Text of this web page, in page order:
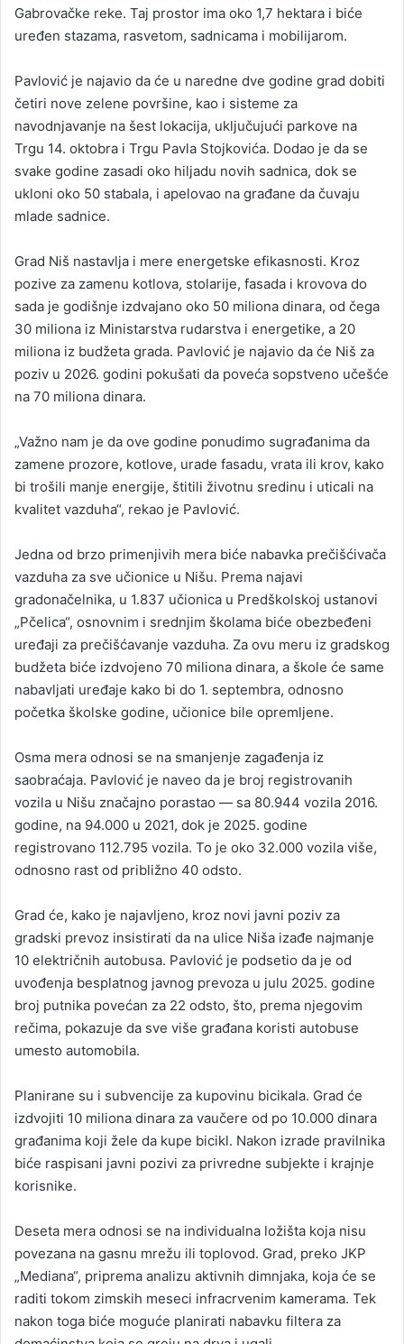
Gabrovačke reke. Taj prostor ima oko 1,7 hektara i biće
uređen stazama, rasvetom, sadnicama i mobilijarom.
Pavlović je najavio da će u naredne dve godine grad dobiti
četiri nove zelene površine, kao i sisteme za
navodnjavanje na šest lokacija, uključujući parkove na
Trgu 14. oktobra i Trgu Pavla Stojkovića. Dodao je da se
svake godine zasadi oko hiljadu novih sadnica, dok se
ukloni oko 50 stabala, i apelovao na građane da čuvaju
mlade sadnice.
Grad Niš nastavlja i mere energetske efikasnosti. Kroz
pozive za zamenu kotlova, stolarije, fasada i krovova do
sada je godišnje izdvajano oko 50 miliona dinara, od čega
30 miliona iz Ministarstva rudarstva i energetike, a 20
miliona iz budžeta grada. Pavlović je najavio da će Niš za
poziv u 2026. godini pokušati da poveća sopstveno učešće
na 70 miliona dinara.
„Važno nam je da ove godine ponudimo sugrađanima da
zamene prozore, kotlove, urade fasadu, vrata ili krov, kako
bi trošili manje energije, štitili životnu sredinu i uticali na
kvalitet vazduha“, rekao je Pavlović.
Jedna od brzo primenjivih mera biće nabavka prečišćivača
vazduha za sve učionice u Nišu. Prema najavi
gradonačelnika, u 1.837 učionica u Predškolskoj ustanovi
„Pčelica“, osnovnim i srednjim školama biće obezbeđeni
uređaji za prečišćavanje vazduha. Za ovu meru iz gradskog
budžeta biće izdvojeno 70 miliona dinara, a škole će same
nabavljati uređaje kako bi do 1. septembra, odnosno
početka školske godine, učionice bile opremljene.
Osma mera odnosi se na smanjenje zagađenja iz
saobraćaja. Pavlović je naveo da je broj registrovanih
vozila u Nišu značajno porastao — sa 80.944 vozila 2016.
godine, na 94.000 u 2021, dok je 2025. godine
registrovano 112.795 vozila. To je oko 32.000 vozila više,
odnosno rast od približno 40 odsto.
Grad će, kako je najavljeno, kroz novi javni poziv za
gradski prevoz insistirati da na ulice Niša izađe najmanje
10 električnih autobusa. Pavlović je podsetio da je od
uvođenja besplatnog javnog prevoza u julu 2025. godine
broj putnika povećan za 22 odsto, što, prema njegovim
rečima, pokazuje da sve više građana koristi autobuse
umesto automobila.
Planirane su i subvencije za kupovinu bicikala. Grad će
izdvojiti 10 miliona dinara za vaučere od po 10.000 dinara
građanima koji žele da kupe bicikl. Nakon izrade pravilnika
biće raspisani javni pozivi za privredne subjekte i krajnje
korisnike.
Deseta mera odnosi se na individualna ložišta koja nisu
povezana na gasnu mrežu ili toplovod. Grad, preko JKP
„Mediana“, priprema analizu aktivnih dimnjaka, koja će se
raditi tokom zimskih meseci infracrvenim kamerama. Tek
nakon toga biće moguće planirati nabavku filtera za